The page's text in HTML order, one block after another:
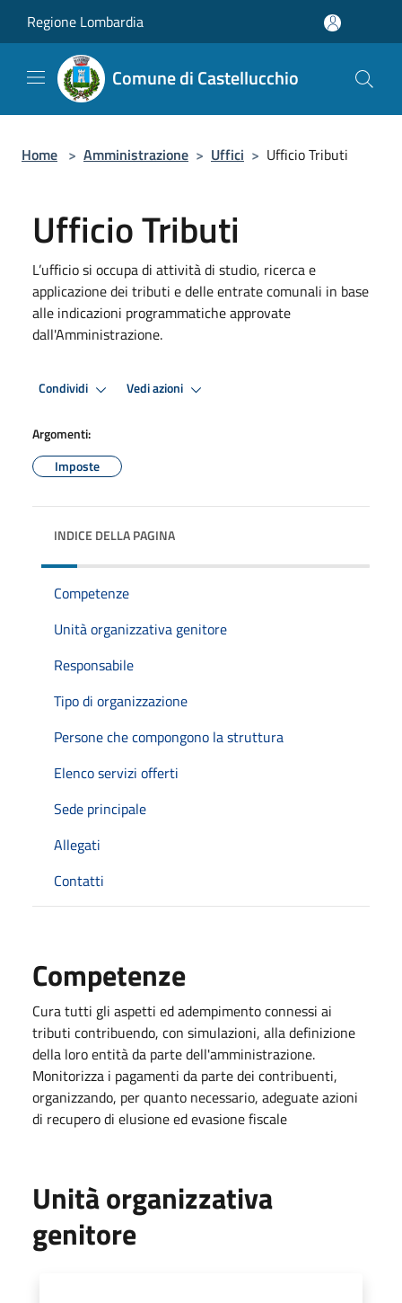
Regione Lombardia
Comune di Castellucchio
Home > Amministrazione > Uffici > Ufficio Tributi
Ufficio Tributi
L’ufficio si occupa di attività di studio, ricerca e
applicazione dei tributi e delle entrate comunali in base
alle indicazioni programmatiche approvate
dall'Amministrazione.
Condividi Vedi azioni
Argomenti:
Imposte
INDICE DELLA PAGINA
Competenze
Unità organizzativa genitore
Responsabile
Tipo di organizzazione
Persone che compongono la struttura
Elenco servizi offerti
Sede principale
Allegati
Contatti
Competenze
Cura tutti gli aspetti ed adempimento connessi ai
tributi contribuendo, con simulazioni, alla definizione
della loro entità da parte dell'amministrazione.
Monitorizza i pagamenti da parte dei contribuenti,
organizzando, per quanto necessario, adeguate azioni
di recupero di elusione ed evasione fiscale
Unità organizzativa
genitore